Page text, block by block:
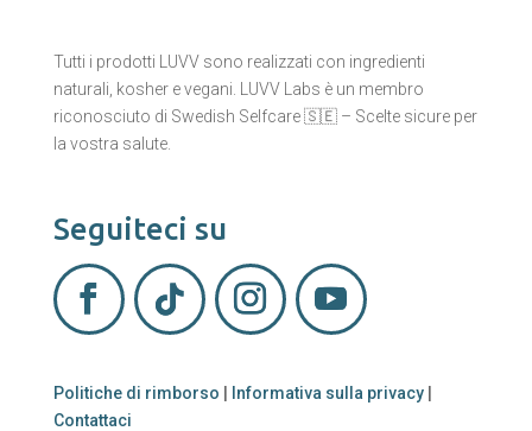
Tutti i prodotti LUVV sono realizzati con ingredienti
naturali, kosher e vegani. LUVV Labs è un membro
riconosciuto di Swedish Selfcare 🇸🇪 – Scelte sicure per
la vostra salute.
Seguiteci su
Politiche di rimborso Informativa sulla privacy|
Contattaci